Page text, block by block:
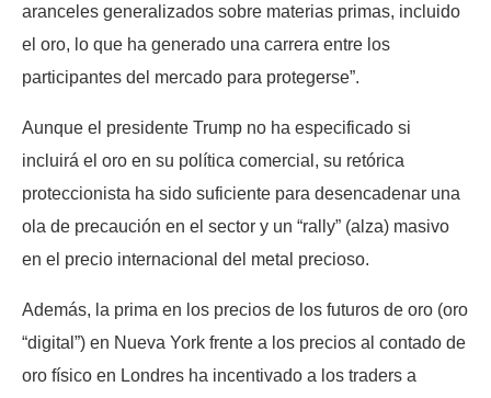
aranceles generalizados sobre materias primas, incluido
el oro, lo que ha generado una carrera entre los
participantes del mercado para protegerse”.
Aunque el presidente Trump no ha especificado si
incluirá el oro en su política comercial, su retórica
proteccionista ha sido suficiente para desencadenar una
ola de precaución en el sector y un “rally” (alza) masivo
en el precio internacional del metal precioso.
Además, la prima en los precios de los futuros de oro (oro
“digital”) en Nueva York frente a los precios al contado de
oro físico en Londres ha incentivado a los traders a